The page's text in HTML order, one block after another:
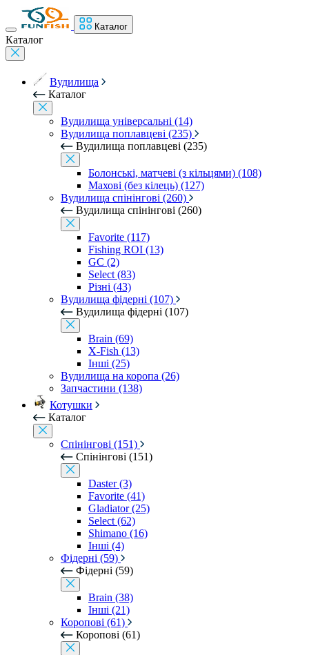
Каталог
Каталог
Вудилища
Каталог
Вудилища універсальні (14)
Вудилища поплавцеві (235)
Вудилища поплавцеві (235)
Болонські, матчеві (з кільцями) (108)
Махові (без кілець) (127)
Вудилища спінінгові (260)
Вудилища спінінгові (260)
Favorite (117)
Fishing ROI (13)
GC (2)
Select (83)
Різні (43)
Вудилища фідерні (107)
Вудилища фідерні (107)
Brain (69)
X-Fish (13)
Інші (25)
Вудилища на коропа (26)
Запчастини (138)
Котушки
Каталог
Спінінгові (151)
Спінінгові (151)
Daster (3)
Favorite (41)
Gladiator (25)
Select (62)
Shimano (16)
Інші (4)
Фідерні (59)
Фідерні (59)
Brain (38)
Інші (21)
Коропові (61)
Коропові (61)